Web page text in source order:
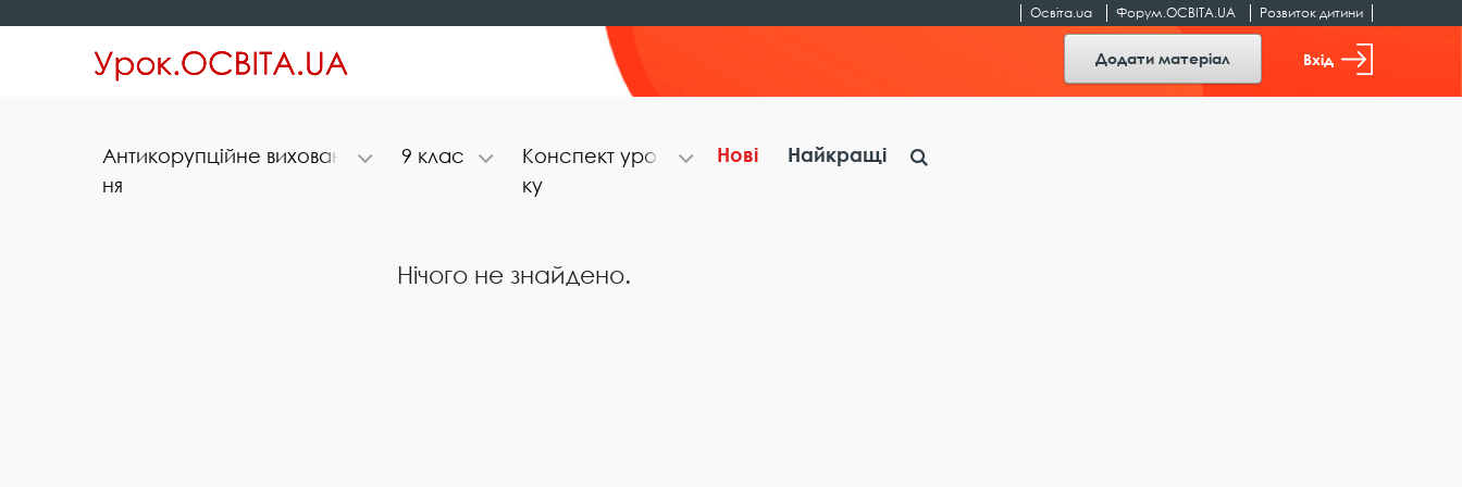
Освіта.ua Форум.ОСВІТА.UA Розвиток дитини
Додати матеріал Вхід
А​н​т​и​к​о​р​у​п​ц​і​й​н​е​ ​в​и​х​о​в​а​н​
н​я
9​ ​к​л​а​с
К​о​н​с​п​е​к​т​ ​у​р​о​
к​у
Нові Найкращі
Нічого не знайдено.